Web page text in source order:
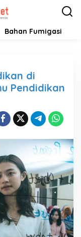
Bahan Fumigasi
di
Pendidikan